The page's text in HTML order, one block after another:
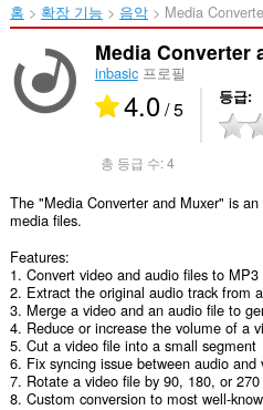
홈 확장 기능 음악 Media
Media Converter
inbasic프로필
4.0/ 5 등급
총 등급 수:4
The "Media Converter and Muxer" is
media files.
Features:
1. Convert video and audio files to
2. Extract the original audio track from
3. Merge a video and an audio file to
4. Reduce or increase the volume of a
5. Cut a video file into a small segment
6. Fix syncing issue between audio
7. Rotate a video file by 90, 180, or 270
8. Custom conversion to most well-